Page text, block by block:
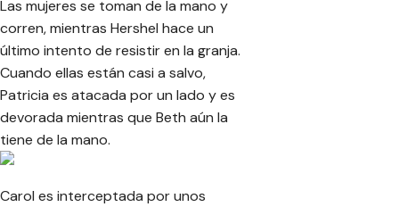
Las mujeres se toman de la mano y
corren, mientras Hershel hace un
último intento de resistir en la granja.
Cuando ellas están casi a salvo,
Patricia es atacada por un lado y es
devorada mientras que Beth aún la
tiene de la mano.
Carol es interceptada por unos